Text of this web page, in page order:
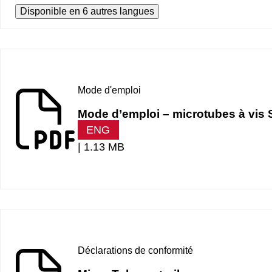
Disponible en 6 autres langues
Mode d'emploi
Mode d’emploi – microtubes à vis
ENG
1.13 MB
Déclarations de conformité